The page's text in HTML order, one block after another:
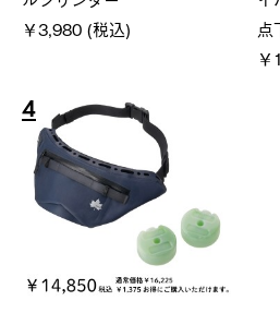
￥3,980 (税込)
点
4